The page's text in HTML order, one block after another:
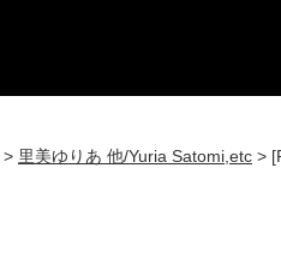
> 里美ゆりあ 他/Yuria Satomi,etc >